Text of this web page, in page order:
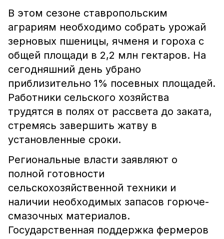
В этом сезоне ставропольским
аграриям необходимо собрать урожай
зерновых пшеницы, ячменя и гороха с
общей площади в 2,2 млн гектаров. На
сегодняшний день убрано
приблизительно 1% посевных площадей.
Работники сельского хозяйства
трудятся в полях от рассвета до заката,
стремясь завершить жатву в
установленные сроки.
Региональные власти заявляют о
полной готовности
сельскохозяйственной техники и
наличии необходимых запасов горюче-
смазочных материалов.
Государственная поддержка фермеров